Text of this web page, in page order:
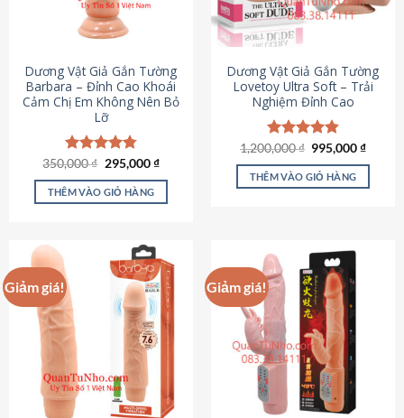
Dương Vật Giả Gắn Tường
Barbara – Đỉnh Cao Khoái
Cảm Chị Em Không Nên Bỏ
Lỡ
Được xếp
hạng4.79
5 sao
350,000₫ Giá
là:
350,000 ₫.
295,000₫Giá
tại
THÊM VÀO GIỎ HÀNG
Dương Vật Giả Gắn Tường
Lovetoy Ultra Soft – Trải
Nghiệm Đỉnh Cao
Được xếp
hạng4.82
5 sao
1,200,000₫ Giá
là:
1,200,000 ₫.
995,000₫Giá
tại
THÊM VÀO GIỎ HÀNG
Giảm giá! Giảm giá!